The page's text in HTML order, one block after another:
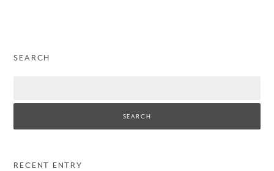
SEARCH
RECENT ENTRY